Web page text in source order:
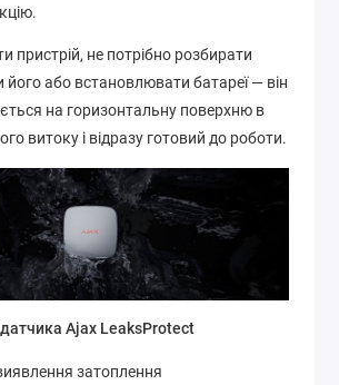
пристрій, не потрібно розбирати
його або встановлювати батареї — він
на горизонтальну поверхню в
витоку і відразу готовий до роботи.
Ajax LeaksProtect
затоплення